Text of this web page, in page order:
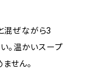
混ぜながら3
。温かいスープ
せん。